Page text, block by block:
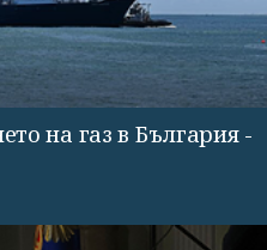
на газ в България -